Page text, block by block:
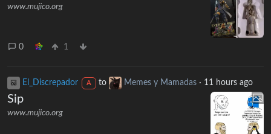
www.mujico.org
0 1
El_Discrepador A to Memes y Mamadas · 11 hours ago
Sip
www.mujico.org